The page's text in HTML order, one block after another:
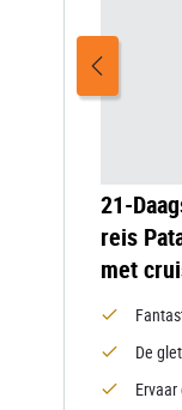
21-
reis
met
De